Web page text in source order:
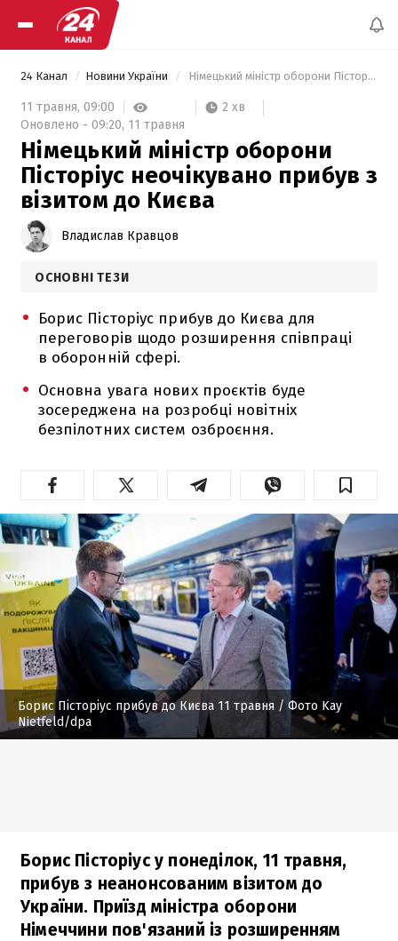
24 Канал Новини України Німецький міністр оборони Пісторіус неочікувано прибув з візитом до Києва
11 травня, 09:00
2 хв
Оновлено - 09:20, 11 травня
Німецький міністр оборони
Пісторіус неочікувано прибув з
візитом до Києва
Владислав Кравцов
ОСНОВНІ ТЕЗИ
Борис Пісторіус прибув до Києва для
переговорів щодо розширення співпраці
в оборонній сфері.
Основна увага нових проєктів буде
зосереджена на розробці новітніх
безпілотних систем озброєння.
Борис Пісторіус прибув до Києва 11 травня / Фото Kay
Nietfeld/dpa
Борис Пісторіус у понеділок, 11 травня,
прибув з неанонсованим візитом до
України. Приїзд міністра оборони
Німеччини пов'язаний із розширенням